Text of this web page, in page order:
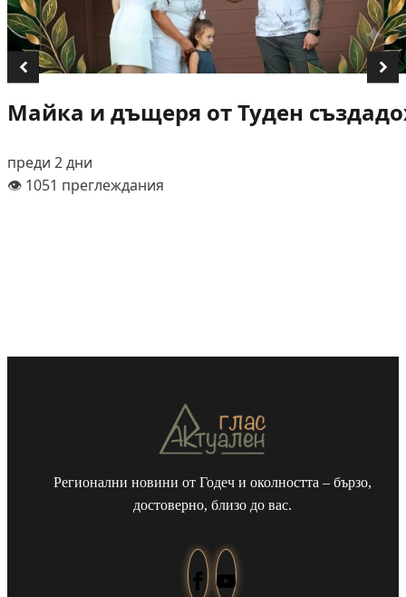
Майка и дъщеря от Туден
преди 2 дни
👁️ 1051 преглеждания
Регионални новини от Годеч и околността – бързо,
достоверно, близо до вас.